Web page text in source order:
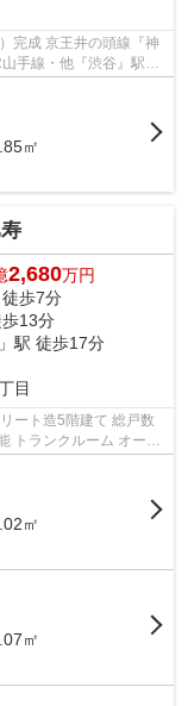
手線・他『渋谷』駅徒
㎡
2,680万円
徒歩7分
歩13分
」駅 徒歩17分
目
㎡
㎡